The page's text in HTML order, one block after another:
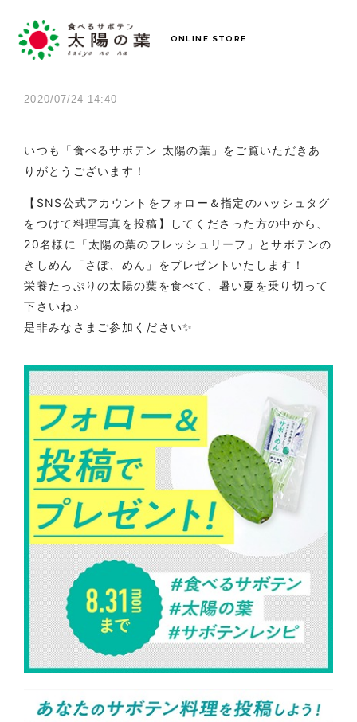
ONLINE STORE
2020/07/24 14:40
いつも「食べるサボテン 太陽の葉」 をご覧いただきあ
りがとうございます！
【SNS公式アカウントをフォロー＆指定のハッシュタグ
をつけて料理写真を投稿】してくださった方の中から 、
20名様に「太陽の葉のフレッシュリーフ」とサボテンの
きしめん「さぼ、めん」をプレゼントいたします！
栄養たっぷりの太陽の葉を食べて、暑い夏を乗り切って
下さいね♪
是非みなさまご参加ください✨